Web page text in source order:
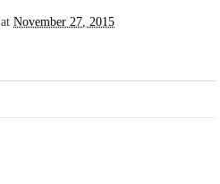
atNovember 27, 2015